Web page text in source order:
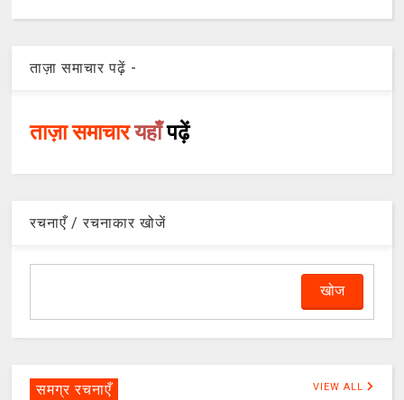
ताज़ा समाचार पढ़ें -
ताज़ा समाचारयहाँपढ़ें
रचनाएँ / रचनाकार खोजें
समग्र रचनाएँ VIEW ALL